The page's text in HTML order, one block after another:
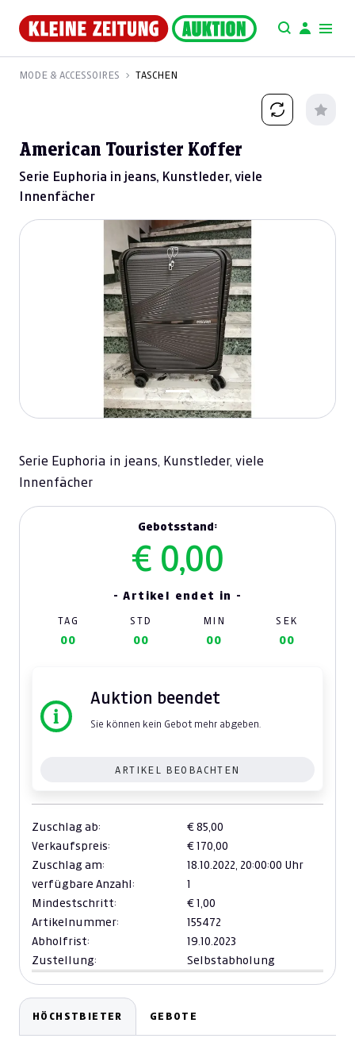
MODE & ACCESSOIRES TASCHEN
American Tourister Koffer
Serie Euphoria in jeans, Kunstleder, viele
Innenfächer
Serie Euphoria in jeans, Kunstleder, viele
Innenfächer
Gebotsstand:
€ 0,00
- Artikel endet in -
TAG STD MIN SEK
00 00 00 00
Auktion beendet
Sie können kein Gebot mehr abgeben.
ARTIKEL BEOBACHTEN
Zuschlag ab:
€ 85,00
Verkaufspreis:
€ 170,00
Zuschlag am:
18.10.2022, 20:00:00 Uhr
verfügbare Anzahl:
1
Mindestschritt:
€ 1,00
Artikelnummer:
155472
Abholfrist:
19.10.2023
Zustellung:
Selbstabholung
HÖCHSTBIETER GEBOTE